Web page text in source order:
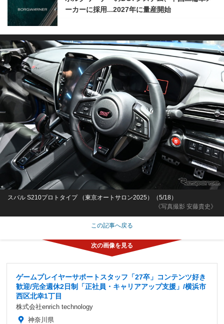
ーカーに採用...2027年に量産開始
《写真撮影 安藤貴史》
スバル S210プロトタイプ （東京オートサロン2025）（5/18）
この記事へ戻る
ゲームプレイヤーサポートスタッフ「27卒」コンテンツ好き
歓迎/完全週休2日制「正社員・キャリアアップ支援」/横浜市
西区北幸1丁目
株式会社enrich technology
神奈川県